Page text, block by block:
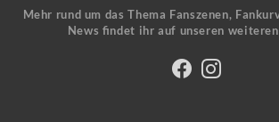
Mehr rund um das Thema Fanszenen,
News findet ihr auf unseren